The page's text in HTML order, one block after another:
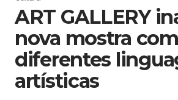
ART GALLERY
nova mostra com
diferentes
artísticas